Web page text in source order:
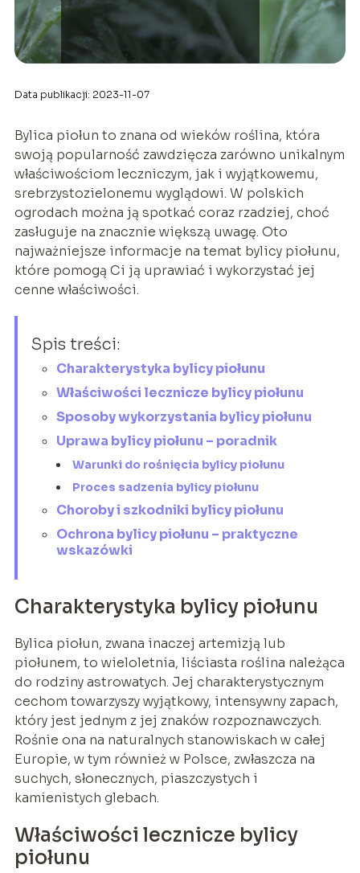
Data publikacji: 2023-11-07
Bylica piołun to znana od wieków roślina, która
swoją popularność zawdzięcza zarówno unikalnym
właściwościom leczniczym, jak i wyjątkowemu,
srebrzystozielonemu wyglądowi. W polskich
ogrodach można ją spotkać coraz rzadziej, choć
zasługuje na znacznie większą uwagę. Oto
najważniejsze informacje na temat bylicy piołunu,
które pomogą Ci ją uprawiać i wykorzystać jej
cenne właściwości.
Spis treści:
Charakterystyka bylicy piołunu
Właściwości lecznicze bylicy piołunu
Sposoby wykorzystania bylicy piołunu
Uprawa bylicy piołunu – poradnik
Warunki do rośnięcia bylicy piołunu
Proces sadzenia bylicy piołunu
Choroby i szkodniki bylicy piołunu
Ochrona bylicy piołunu – praktyczne
wskazówki
Charakterystyka bylicy piołunu
Bylica piołun, zwana inaczej artemizją lub
piołunem, to wieloletnia, liściasta roślina należąca
do rodziny astrowatych. Jej charakterystycznym
cechom towarzyszy wyjątkowy, intensywny zapach,
który jest jednym z jej znaków rozpoznawczych.
Rośnie ona na naturalnych stanowiskach w całej
Europie, w tym również w Polsce, zwłaszcza na
suchych, słonecznych, piaszczystych i
kamienistych glebach.
Właściwości lecznicze bylicy
piołunu